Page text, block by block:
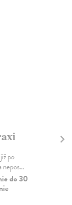
po
do 30